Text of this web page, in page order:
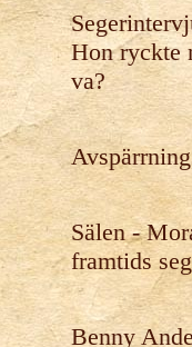
Hon ryckte
va?
Sälen -
framtids
Benny